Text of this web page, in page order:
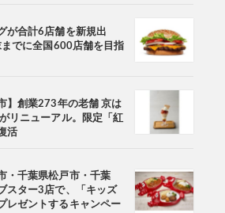
が合計6店舗を新規出
でに全国600店舗を目指
】創業273年の老舗 京は
リニューアル。限定「紅
活
・千葉県松戸市・千葉
スター3店で、「キッズ
レゼントするキャンペー